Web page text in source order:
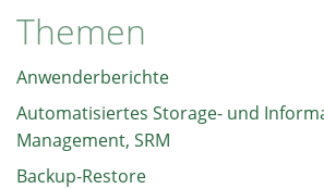
Themen
Anwenderberichte
Automatisiertes Storage- und
Management, SRM
Backup-Restore